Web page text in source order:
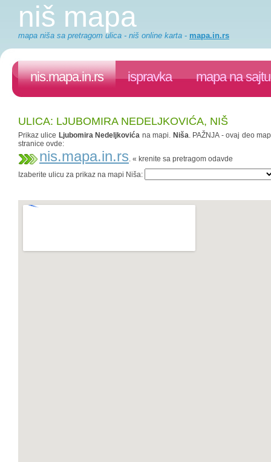
niš mapa
mapa niša sa pretragom ulica - niš online karta - mapa.in.rs
nis.mapa.in.rs ispravka mapa na sajtu
ULICA: LJUBOMIRA NEDELJKOVIĆA, NIŠ
Prikaz ulice Ljubomira Nedeljkovića na mapi. Niša. PAŽNJA - ovaj deo
stranice ovde:
nis.mapa.in.rs. « krenite sa pretragom odavde
Izaberite ulicu za prikaz na mapi Niša: